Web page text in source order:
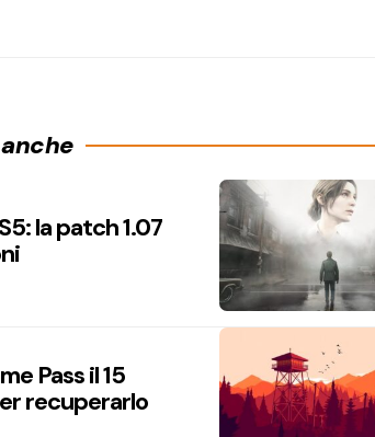
la patch 1.07
Pass il 15
recuperarlo